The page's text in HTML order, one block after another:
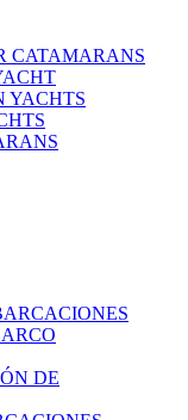
CATAMARANS
YACHTS
DE